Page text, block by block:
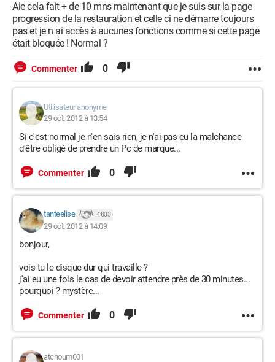
Aie cela fait + de 10 mns maintenant que je suis sur la page
progression de la restauration et celle ci ne démarre toujours
pas et je n ai accès à aucunes fonctions comme si cette page
était bloquée ! Normal ?
Commenter 0
Utilisateur anonyme
29 oct. 2012 à 13:54
Si c'est normal je n'en sais rien, je n'ai pas eu la malchance
d'être obligé de prendre un Pc de marque...
Commenter 0
tanteelise 4 833
29 oct. 2012 à 14:09
bonjour,
vois-tu le disque dur qui travaille ?
j'ai eu une fois le cas de devoir attendre près de 30 minutes...
pourquoi ? mystère...
Commenter 0
atchoum001